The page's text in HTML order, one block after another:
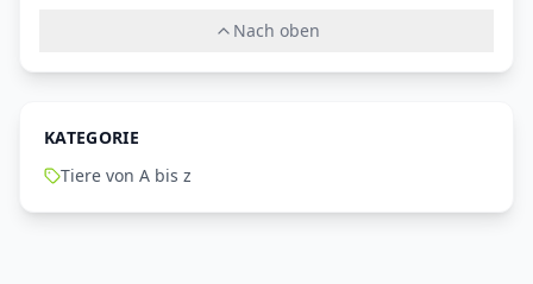
Nach oben
KATEGORIE
Tiere von A bis z